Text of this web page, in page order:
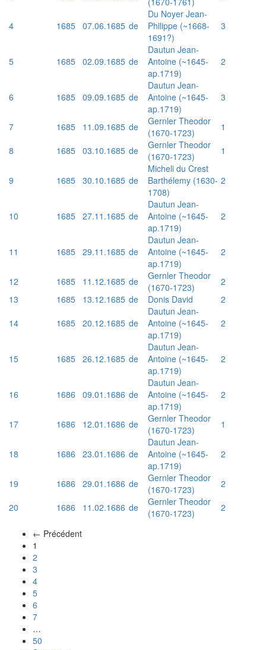
4 1685 07.06.1685 de
Du Noyer Jean-
Philippe (~1668-
1691?)
3
5 1685 02.09.1685 de
Dautun Jean-
Antoine (~1645-
ap.1719)
2
6 1685 09.09.1685 de
Dautun Jean-
Antoine (~1645-
ap.1719)
3
7 1685 11.09.1685 de
Gernler Theodor
(1670-1723)
1
8
1685 03.10.1685 de
Gernler Theodor
(1670-1723)
1
9 1685 30.10.1685 de
Micheli du Crest
Barthélemy (1630-
1708)
2
10 1685 27.11.1685 de
Dautun Jean-
Antoine (~1645-
ap.1719)
2
11 1685 29.11.1685 de
Dautun Jean-
Antoine (~1645-
ap.1719)
2
12 1685 11.12.1685 de
Gernler Theodor
(1670-1723)
2
13
1685 13.12.1685 de Donis David
2
14
1685 20.12.1685 de
Dautun Jean-
Antoine (~1645-
ap.1719)
2
15 1685 26.12.1685 de
Dautun Jean-
Antoine (~1645-
ap.1719)
2
16 1686 09.01.1686 de
Dautun Jean-
Antoine (~1645-
ap.1719)
2
17 1686 12.01.1686 de
Gernler Theodor
(1670-1723)
1
18 1686 23.01.1686 de
Dautun Jean-
Antoine (~1645-
ap.1719)
2
19 1686 29.01.1686 de
Gernler Theodor
(1670-1723)
2
20
1686 11.02.1686 de
Gernler Theodor
(1670-1723)
2
← Précédent
1
2
3
4
5
6
7
…
50